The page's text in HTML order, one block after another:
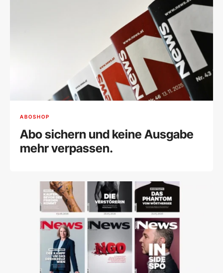
ABOSHOP
Abo sichern und keine Ausgabe
mehr verpassen.